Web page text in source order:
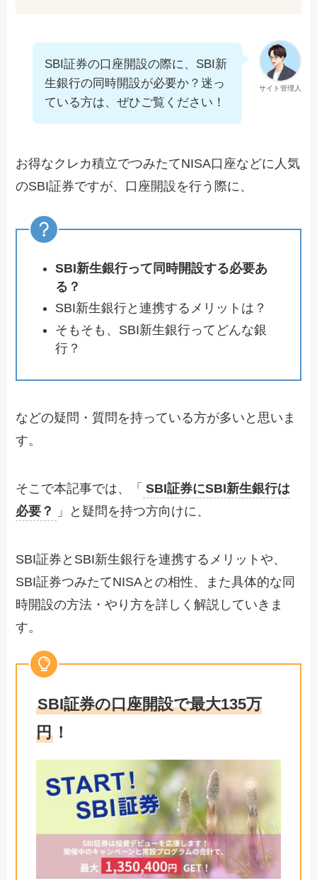
サイト管理人
SBI証券の口座開設の際に、SBI新
生銀行の同時開設が必要か？迷っ
ている方は、ぜひご覧ください！
お得なクレカ積立でつみたてNISA口座などに人気
のSBI証券ですが、口座開設を行う際に、
SBI新生銀行って同時開設する必要あ
る？
SBI新生銀行と連携するメリットは？
そもそも、SBI新生銀行ってどんな銀
行？
などの疑問・質問を持っている方が多いと思いま
す。
そこで本記事では、「 SBI証券にSBI新生銀行は
必要？
」と疑問を持つ方向けに、
SBI証券とSBI新生銀行を連携するメリットや、
SBI証券つみたてNISAとの相性、また具体的な同
時開設の方法・やり方を詳しく解説していきま
す。
SBI証券の口座開設で最大135万
円 ！